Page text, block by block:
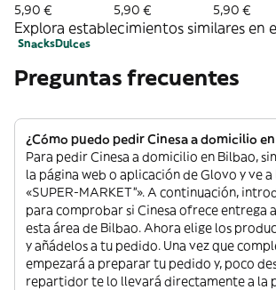
5,90 €
5,90 €
5,90 €
Explora establecimientos similares en
SnacksDulces
Preguntas frecuentes
¿Cómo puedo pedir Cinesa a domicilio
Para pedir Cinesa a domicilio en Bilbao,
la página web o aplicación de Glovo y ve
«SUPER-MARKET”». A continuación,
para comprobar si Cinesa ofrece entrega
esta área de Bilbao. Ahora elige los
y añádelos a tu pedido. Una vez que
empezará a preparar tu pedido y, poco
repartidor te lo llevará directamente a la